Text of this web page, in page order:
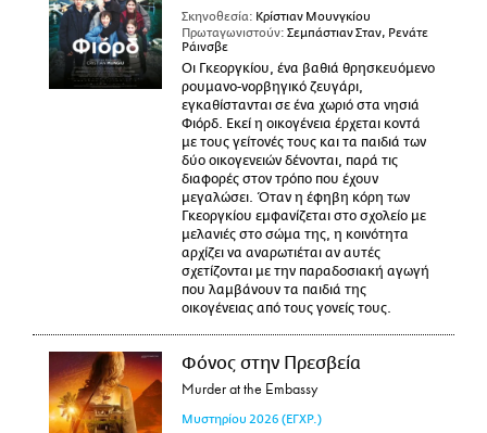
Σκηνοθεσία: Κρίστιαν Μουνγκίου
Πρωταγωνιστούν: Σεμπάστιαν Σταν, Ρενάτε
Ράινσβε
Οι Γκεοργκίου, ένα βαθιά θρησκευόμενο
ρουμανο-νορβηγικό ζευγάρι,
εγκαθίστανται σε ένα χωριό στα νησιά
Φιόρδ. Εκεί η οικογένεια έρχεται κοντά
με τους γείτονές τους και τα παιδιά των
δύο οικογενειών δένονται, παρά τις
διαφορές στον τρόπο που έχουν
μεγαλώσει. Όταν η έφηβη κόρη των
Γκεοργκίου εμφανίζεται στο σχολείο με
μελανιές στο σώμα της, η κοινότητα
αρχίζει να αναρωτιέται αν αυτές
σχετίζονται με την παραδοσιακή αγωγή
που λαμβάνουν τα παιδιά της
οικογένειας από τους γονείς τους.
Φόνος στην Πρεσβεία
Murder at the Embassy
Μυστηρίου 2026 (ΕΓΧΡ.)